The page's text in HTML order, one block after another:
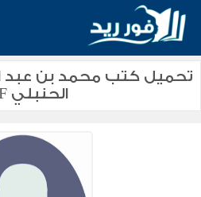
تحميل كتب محمد بن عبد
الحنبلي PDF